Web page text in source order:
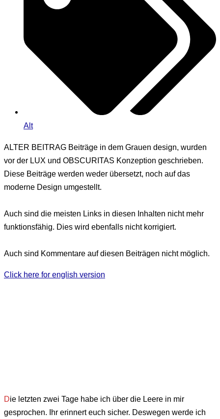
Alt
ALTER BEITRAG Beiträge in dem Grauen design, wurden
vor der LUX und OBSCURITAS Konzeption geschrieben.
Diese Beiträge werden weder übersetzt, noch auf das
moderne Design umgestellt.
Auch sind die meisten Links in diesen Inhalten nicht mehr
funktionsfähig. Dies wird ebenfalls nicht korrigiert.
Auch sind Kommentare auf diesen Beiträgen nicht möglich.
Click here for english version
Die letzten zwei Tage habe ich über die Leere in mir
gesprochen. Ihr erinnert euch sicher. Deswegen werde ich